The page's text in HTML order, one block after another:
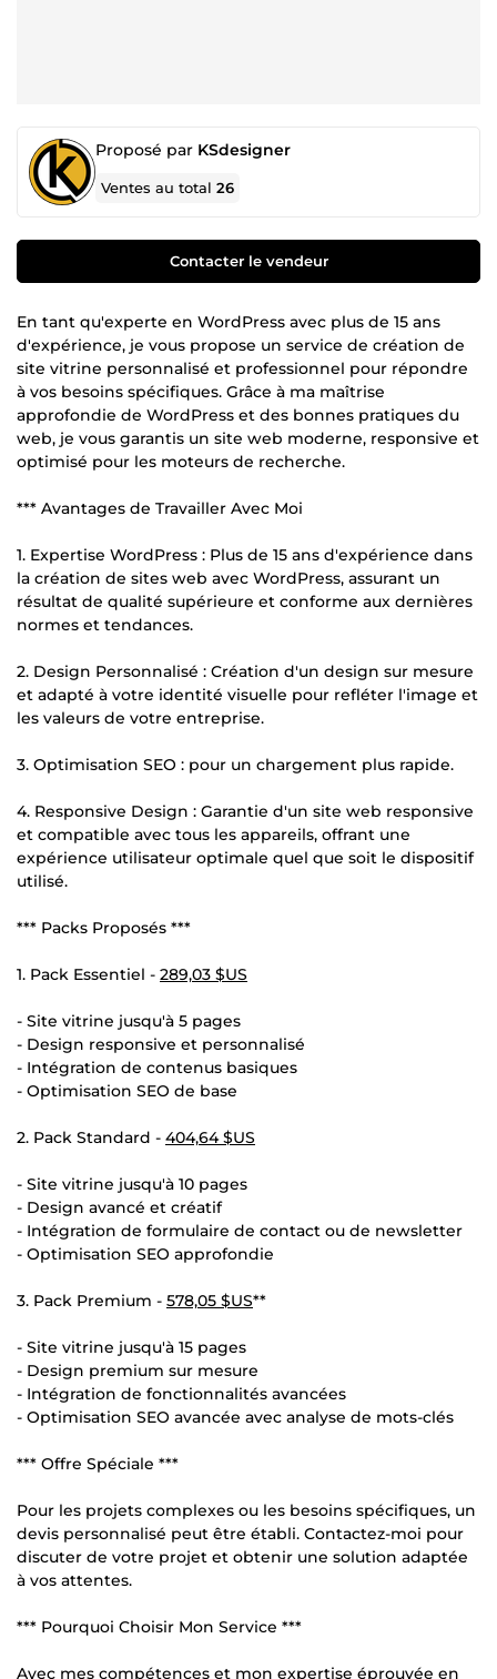
Proposé par KSdesigner
Ventes au total26
Contacter le vendeur
En tant qu'experte en WordPress avec plus de 15 ans
d'expérience, je vous propose un service de création de
site vitrine personnalisé et professionnel pour répondre
à vos besoins spécifiques. Grâce à ma maîtrise
approfondie de WordPress et des bonnes pratiques du
web, je vous garantis un site web moderne, responsive et
optimisé pour les moteurs de recherche.
*** Avantages de Travailler Avec Moi
1. Expertise WordPress : Plus de 15 ans d'expérience dans
la création de sites web avec WordPress, assurant un
résultat de qualité supérieure et conforme aux dernières
normes et tendances.
2. Design Personnalisé : Création d'un design sur mesure
et adapté à votre identité visuelle pour refléter l'image et
les valeurs de votre entreprise.
3. Optimisation SEO : pour un chargement plus rapide.
4. Responsive Design : Garantie d'un site web responsive
et compatible avec tous les appareils, offrant une
expérience utilisateur optimale quel que soit le dispositif
utilisé.
*** Packs Proposés ***
1. Pack Essentiel - 289,03 $US
- Site vitrine jusqu'à 5 pages
- Design responsive et personnalisé
- Intégration de contenus basiques
- Optimisation SEO de base
2. Pack Standard - 404,64 $US
- Site vitrine jusqu'à 10 pages
- Design avancé et créatif
- Intégration de formulaire de contact ou de newsletter
- Optimisation SEO approfondie
3. Pack Premium - 578,05 $US**
- Site vitrine jusqu'à 15 pages
- Design premium sur mesure
- Intégration de fonctionnalités avancées
- Optimisation SEO avancée avec analyse de mots-clés
*** Offre Spéciale ***
Pour les projets complexes ou les besoins spécifiques, un
devis personnalisé peut être établi. Contactez-moi pour
discuter de votre projet et obtenir une solution adaptée
à vos attentes.
*** Pourquoi Choisir Mon Service ***
Avec mes compétences et mon expertise éprouvée en